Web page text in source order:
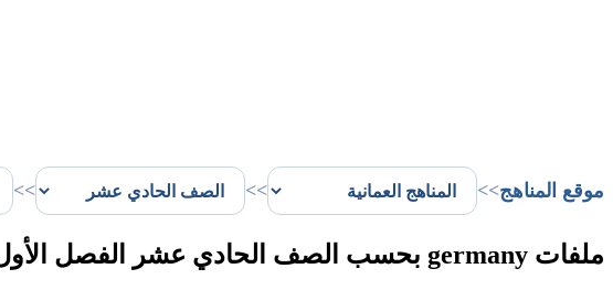
موقع المناهج>>
>>
>>
ملفات germany بحسب الصف الحادي عشر الفصل الأول في سلطنة عُمان